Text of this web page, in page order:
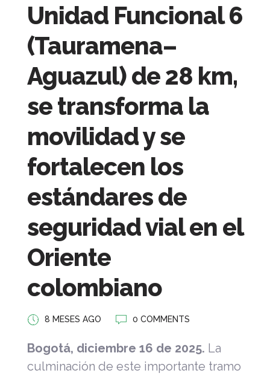
Unidad Funcional 6
(Tauramena–
Aguazul) de 28 km,
se transforma la
movilidad y se
fortalecen los
estándares de
seguridad vial en el
Oriente
colombiano
8 MESES AGO 0 COMMENTS
Bogotá, diciembre 16 de 2025. La
culminación de este importante tramo